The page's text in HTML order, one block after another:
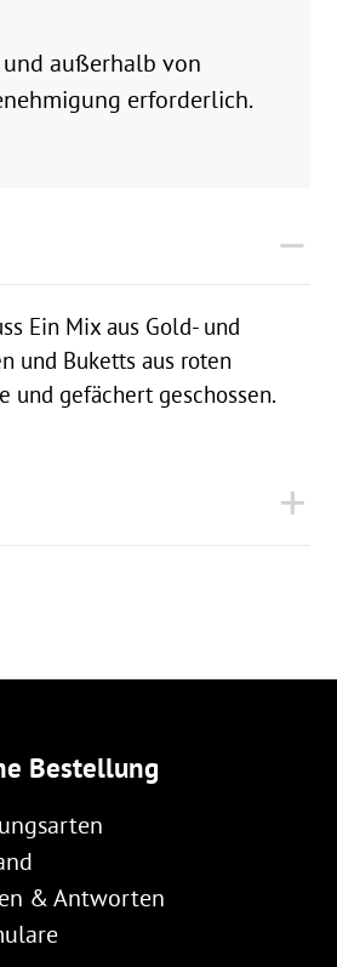
außerhalb von
erforderlich.
Ein Mix aus Gold- und
und Buketts aus roten
und gefächert geschossen.
Bestellung
& Antworten